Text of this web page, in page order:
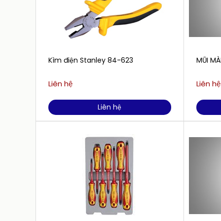
Kìm điện Stanley 84-623
Liên hệ
Liên hệ
MŨI
Liên hệ